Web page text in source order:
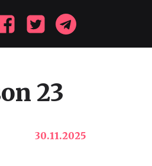
23
30.11.2025